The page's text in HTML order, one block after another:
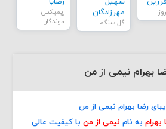
مهرزادگان
گل سنگم
ریمیکس
موندگار
بهرام نیمی از من
رضا بهرام نیمی از من
بهرام به نام نیمی از من با کیفیت عالی